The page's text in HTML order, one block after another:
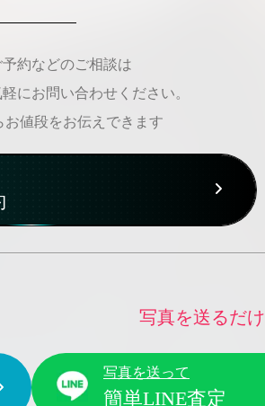
約などのご相談は
にお問い合わせください。
お値段をお伝えできます
写真を送るだけ
写真を送って
簡単LINE査定